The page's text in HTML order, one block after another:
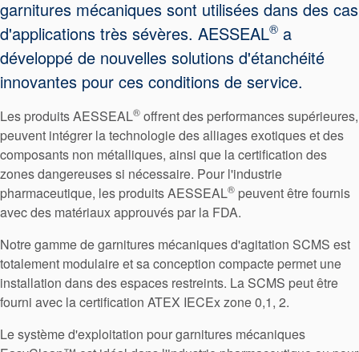
Contactez-nous
Localisations
Actualités
garnitures mécaniques sont utilisées dans des cas
d'applications très sévères. AESSEAL® a
développé de nouvelles solutions d'étanchéité
innovantes pour ces conditions de service.
Les produits AESSEAL® offrent des performances supérieures,
peuvent intégrer la technologie des alliages exotiques et des
composants non métalliques, ainsi que la certification des
zones dangereuses si nécessaire. Pour l'industrie
pharmaceutique, les produits AESSEAL® peuvent être fournis
avec des matériaux approuvés par la FDA.
Notre gamme de garnitures mécaniques d'agitation SCMS est
totalement modulaire et sa conception compacte permet une
installation dans des espaces restreints. La SCMS peut être
fourni avec la certification ATEX IECEx zone 0,1, 2.
Le système d'exploitation pour garnitures mécaniques